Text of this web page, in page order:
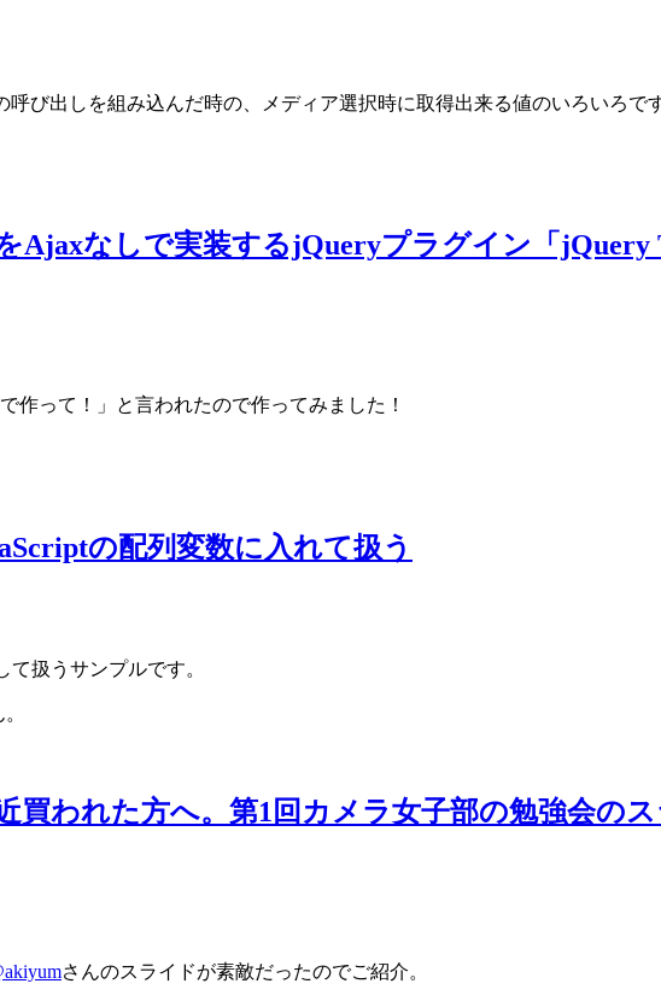
び出しを組み込んだ時の、メディア選択時に取得出来る値のいろいろです
Ajaxなしで実装するjQueryプラグイン「jQuery
作って！」と言われたので作ってみました！
の配列変数に入れて扱う
て扱うサンプルです。
われた方へ。第1回カメラ女子部の勉強会の
さんのスライドが素敵だったのでご紹介。